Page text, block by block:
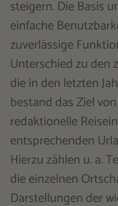
steigern. Die Basis
einfache
zuverlässige
Unterschied zu den
die in den letzten
bestand das Ziel
redaktionelle
entsprechenden
Hierzu zählen u. a.
die einzelnen
Darstellungen der